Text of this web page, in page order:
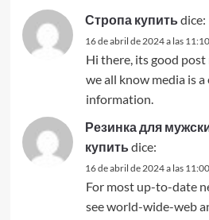
Стропа купить dice:
16 de abril de 2024 a las
Hi there, its good
we all know media is
information.
Резинка для
купить dice:
16 de abril de 2024 a las
For most up-to-date
see world-wide-web